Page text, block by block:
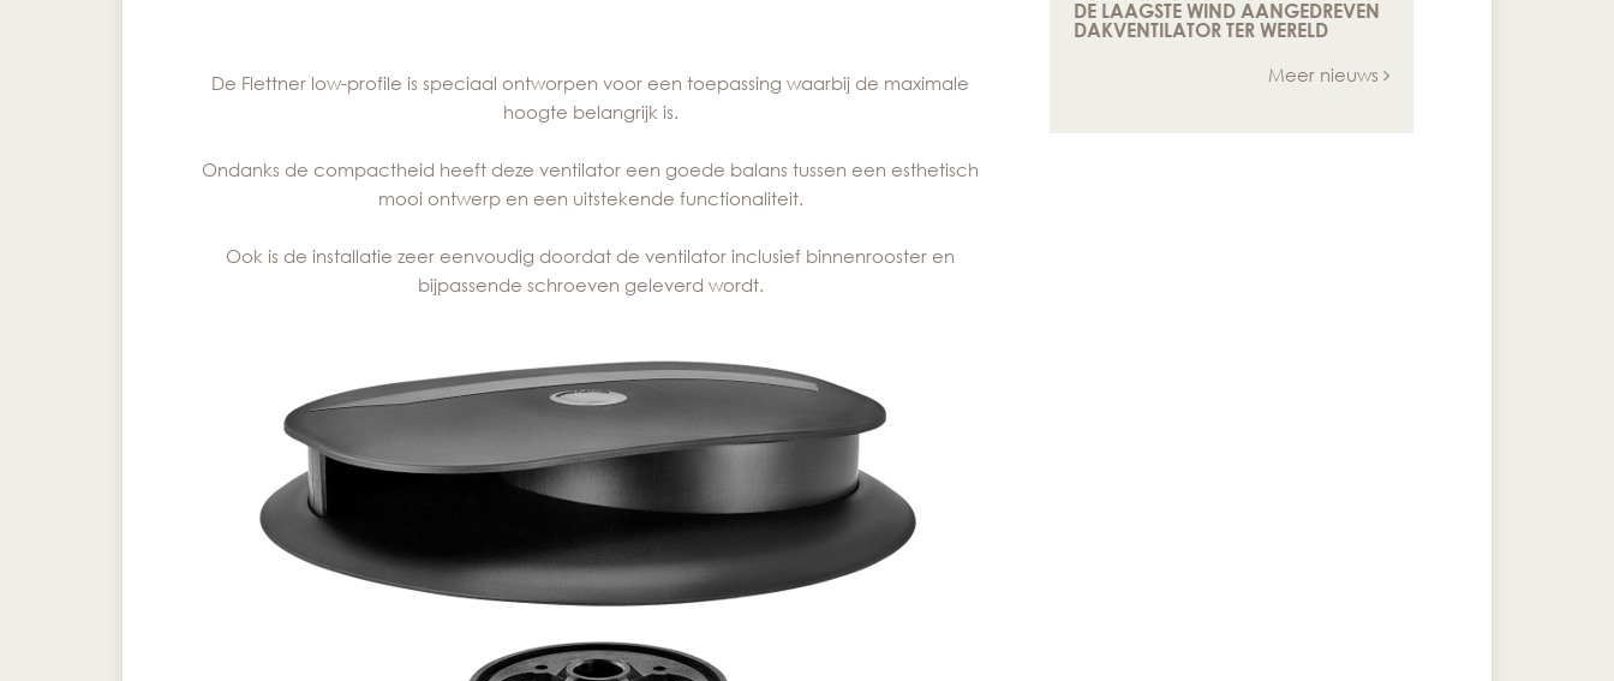
De Flettner low-profile is speciaal ontworpen voor een toepassing waarbij de maximale
hoogte belangrijk is.
Ondanks de compactheid heeft deze ventilator een goede balans tussen een esthetisch
mooi ontwerp en een uitstekende functionaliteit.
Ook is de installatie zeer eenvoudig doordat de ventilator inclusief binnenrooster en
bijpassende schroeven geleverd wordt.
DE LAAGSTE WIND AANGEDREVEN
DAKVENTILATOR TER WERELD
Meer nieuws